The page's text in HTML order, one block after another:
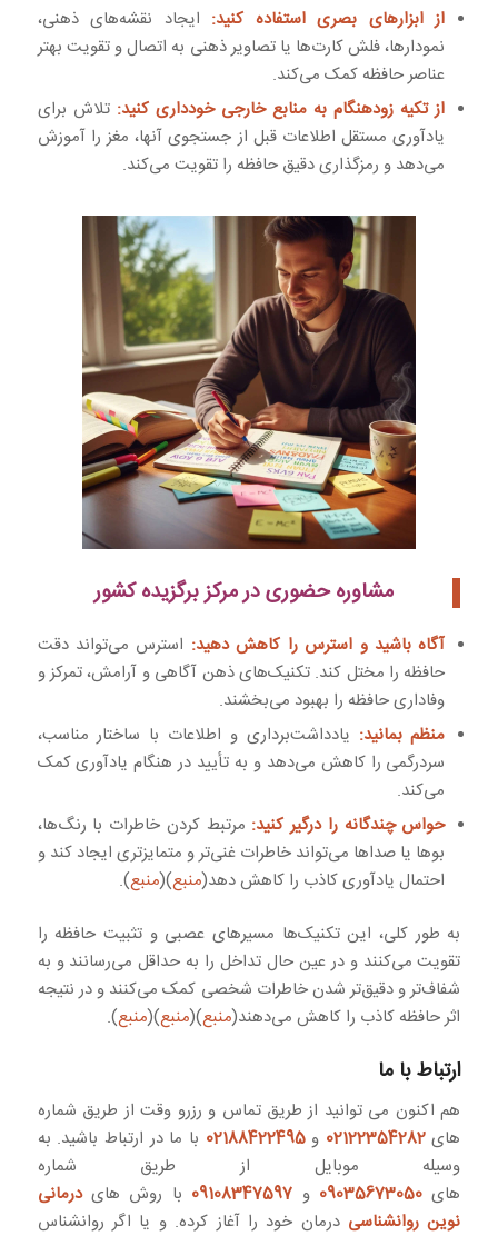
از ابزارهای بصری استفاده کنید: ایجاد نقشه‌های ذهنی،
نمودارها، فلش کارت‌ها یا تصاویر ذهنی به اتصال و تقویت بهتر
عناصر حافظه کمک می‌کند.
از تکیه زودهنگام به منابع خارجی خودداری کنید: تلاش برای
یادآوری مستقل اطلاعات قبل از جستجوی آنها، مغز را آموزش
می‌دهد و رمزگذاری دقیق حافظه را تقویت می‌کند.
مشاوره حضوری در مرکز برگزیده کشور
آگاه باشید و استرس را کاهش دهید: استرس می‌تواند دقت
حافظه را مختل کند. تکنیک‌های ذهن آگاهی و آرامش، تمرکز و
وفاداری حافظه را بهبود می‌بخشند.
منظم بمانید: یادداشت‌برداری و اطلاعات با ساختار مناسب،
سردرگمی را کاهش می‌دهد و به تأیید در هنگام یادآوری کمک
می‌کند.
حواس چندگانه را درگیر کنید: مرتبط کردن خاطرات با رنگ‌ها،
بوها یا صداها می‌تواند خاطرات غنی‌تر و متمایزتری ایجاد کند و
احتمال یادآوری کاذب را کاهش دهد(منبع)(منبع).
به طور کلی، این تکنیک‌ها مسیرهای عصبی و تثبیت حافظه را
تقویت می‌کنند و در عین حال تداخل را به حداقل می‌رسانند و به
شفاف‌تر و دقیق‌تر شدن خاطرات شخصی کمک می‌کنند و در نتیجه
اثر حافظه کاذب را کاهش می‌دهند(منبع)(منبع)(منبع).
ارتباط با ما
هم اکنون می توانید از طریق تماس و رزرو وقت از طریق شماره
های02122354282 و02188422495 با ما در ارتباط باشید. به
وسیله موبایل از طریق شماره
های 09035673050 و 09108347597 با روش هایدرمانی
نوین روانشناسی درمان خود را آغاز کرده. و یا اگر روانشناس